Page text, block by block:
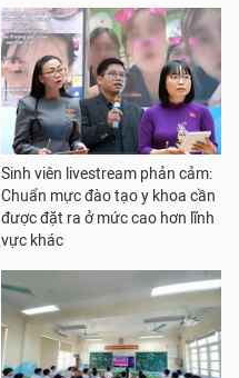
Sinh viên livestream phản cảm:
Chuẩn mực đào tạo y khoa cần
được đặt ra ở mức cao hơn lĩnh
vực khác